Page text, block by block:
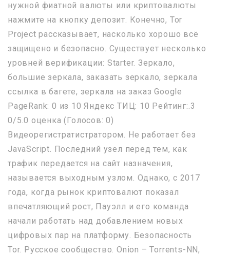
нужной фиатной валюты или криптовалюты
нажмите на кнопку депозит. Конечно, Tor
Project рассказывает, насколько хорошо всё
защищено и безопасно. Существует несколько
уровней верификации: Starter. Зеркало,
большие зеркала, заказать зеркало, зеркала
ссылка в багете, зеркала на заказ Google
PageRank: 0 из 10 Яндекс ТИЦ: 10 Рейтинг:.3
0/5.0 оценка (Голосов: 0)
Видеорегистратистратором. Не работает без
JavaScript. Последний узел перед тем, как
трафик передается на сайт назначения,
называется выходным узлом. Однако, с 2017
года, когда рынок криптовалют показал
впечатляющий рост, Пауэлл и его команда
начали работать над добавлением новых
цифровых пар на платформу. Безопасность
Tor. Русское сообщество. Onion – Torrents-NN,